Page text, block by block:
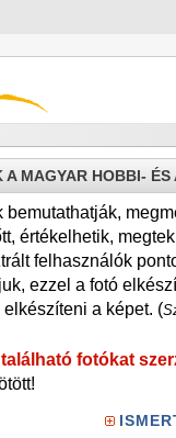
A MAGYAR HOBBI-
bemutathatják,
értékelhetik,
felhasználók
ezzel a fotó
elkészíteni a képet. (
fotókat